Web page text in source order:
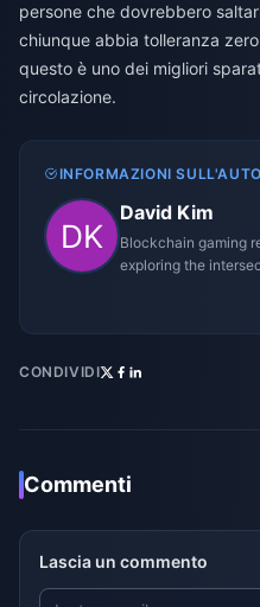
persone che dovrebbero
chiunque abbia tolleranza
questo è uno dei migliori
circolazione.
INFORMAZIONI
David Kim
Blockchain gaming
exploring the
CONDIVIDI
Commenti
Lascia un commento